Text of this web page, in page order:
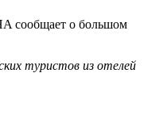
сообщает о большом
туристов из отелей